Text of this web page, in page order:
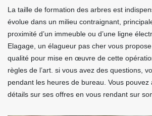
La taille de formation des arbres est
évolue dans un milieu contraignant,
proximité d’un immeuble ou d’une ligne
Elagage, un élagueur pas cher vous
qualité pour mise en œuvre de cette
règles de l’art. si vous avez des questions,
pendant les heures de bureau. Vous pouvez
détails sur ses offres en vous rendant sur